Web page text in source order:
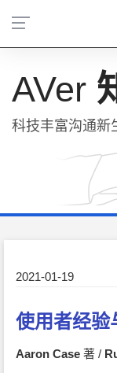
AVer
科技丰富沟通新
2021-01-19
使用者经验
Aaron Case 著 /